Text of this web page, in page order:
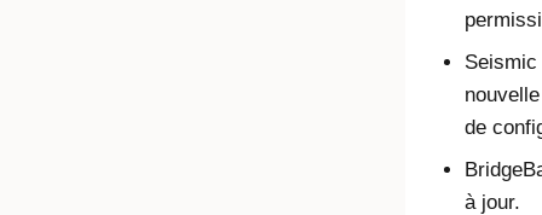
Seismic
de
à jour.